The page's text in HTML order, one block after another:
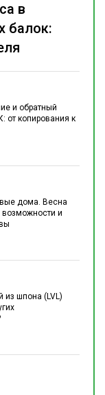
и обратный
от копирования к
дома. Весна
и
из шпона (LVL)
в
балок: